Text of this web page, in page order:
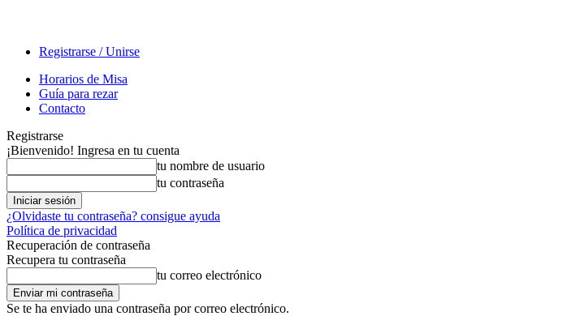
Registrarse / Unirse
Horarios de Misa
Guía para rezar
Contacto
Registrarse
¡Bienvenido! Ingresa en tu cuenta
tu nombre de usuario
tu contraseña
¿Olvidaste tu contraseña? consigue ayuda
Política de privacidad
Recuperación de contraseña
Recupera tu contraseña
tu correo electrónico
Se te ha enviado una contraseña por correo electrónico.